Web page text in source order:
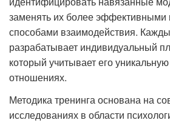
заменять их более эффективными
способами взаимодействия.
разрабатывает индивидуальный
который учитывает его
отношениях.
Методика тренинга основана на
исследованиях в области